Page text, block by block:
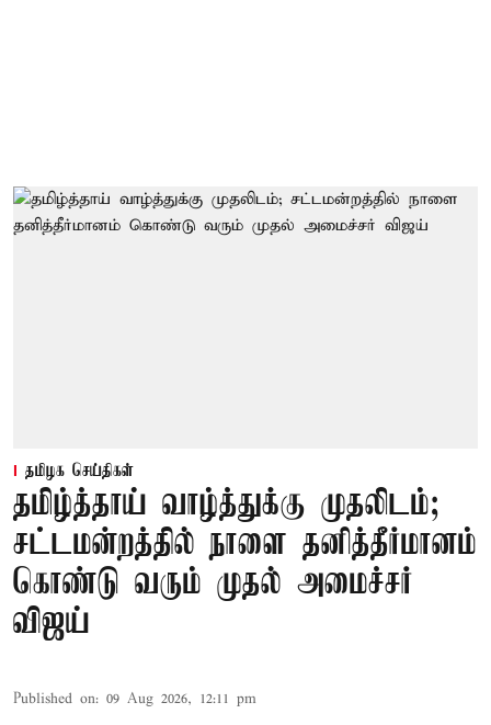
தமிழக செய்திகள்
தமிழ்த்தாய் வாழ்த்துக்கு முதலிடம்;
சட்டமன்றத்தில் நாளை தனித்தீர்மானம்
கொண்டு வரும் முதல் அமைச்சர்
விஜய்
Published on: 09 Aug 2026, 12:11 pm